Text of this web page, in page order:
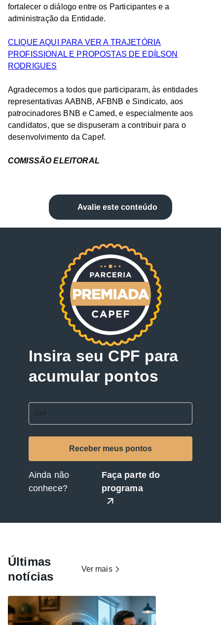
fortalecer o diálogo entre os Participantes e a
administração da Entidade.
CLIQUE AQUI PARA VER A TRAJETÓRIA
PROFISSIONAL E PROPOSTAS DE EDÍLSON
RODRIGUES
Agradecemos a todos que participaram, às entidades
representativas AABNB, AFBNB e Sindicato, aos
patrocinadores BNB e Camed, e especialmente aos
candidatos, que se dispuseram a contribuir para o
desenvolvimento da Capef.
COMISSÃO ELEITORAL
Avalie este conteúdo
Insira seu CPF para
acumular pontos
Ainda não
conhece?
Faça parte do
programa
Últimas
notícias
Ver mais